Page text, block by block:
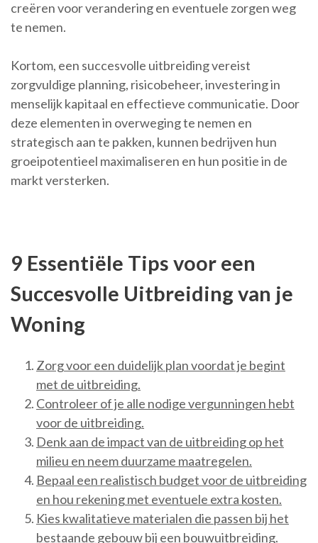
creëren voor verandering en eventuele zorgen weg
te nemen.
Kortom, een succesvolle uitbreiding vereist
zorgvuldige planning, risicobeheer, investering in
menselijk kapitaal en effectieve communicatie. Door
deze elementen in overweging te nemen en
strategisch aan te pakken, kunnen bedrijven hun
groeipotentieel maximaliseren en hun positie in de
markt versterken.
9 Essentiële Tips voor een
Succesvolle Uitbreiding van je
Woning
Zorg voor een duidelijk plan voordat je begint
met de uitbreiding.
Controleer of je alle nodige vergunningen hebt
voor de uitbreiding.
Denk aan de impact van de uitbreiding op het
milieu en neem duurzame maatregelen.
Bepaal een realistisch budget voor de uitbreiding
en hou rekening met eventuele extra kosten.
Kies kwalitatieve materialen die passen bij het
bestaande gebouw bij een bouwuitbreiding.